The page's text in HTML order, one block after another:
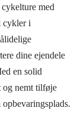
med
cykler i
dine ejendele
en solid
og nemt tilføje